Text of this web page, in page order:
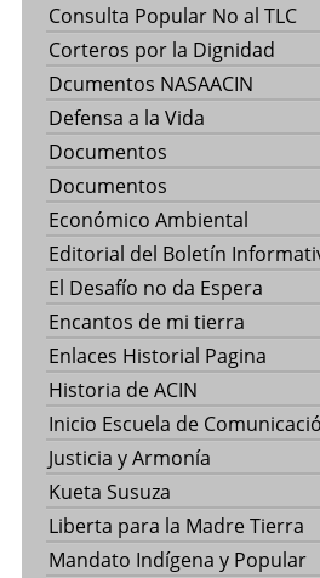
Consulta Popular No al TLC
Corteros por la Dignidad
Dcumentos NASAACIN
Defensa a la Vida
Documentos
Documentos
Económico Ambiental
Editorial del Boletín
El Desafío no da Espera
Encantos de mi tierra
Enlaces Historial Pagina
Historia de ACIN
Inicio Escuela de
Justicia y Armonía
Kueta Susuza
Liberta para la Madre Tierra
Mandato Indígena y Popular